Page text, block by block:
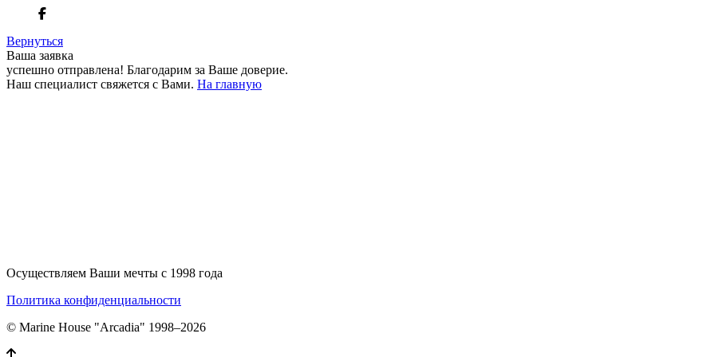
Вернуться
Ваша заявка
успешно отправлена! Благодарим за Ваше доверие.
Наш специалист свяжется с Вами. На главную
Осуществляем Ваши мечты с 1998 года
Политика конфиденциальности
© Marine House "Arcadia" 1998–2026